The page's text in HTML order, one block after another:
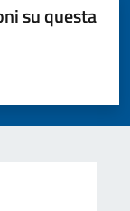
su questa